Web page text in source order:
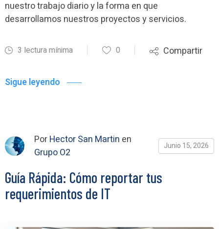
nuestro trabajo diario y la forma en que
desarrollamos nuestros proyectos y servicios.
3 lectura mínima 0 Compartir
Sigue leyendo
PorHector San Martin en
Grupo O2
Junio 15, 2026
Guía Rápida: Cómo reportar tus
requerimientos de IT